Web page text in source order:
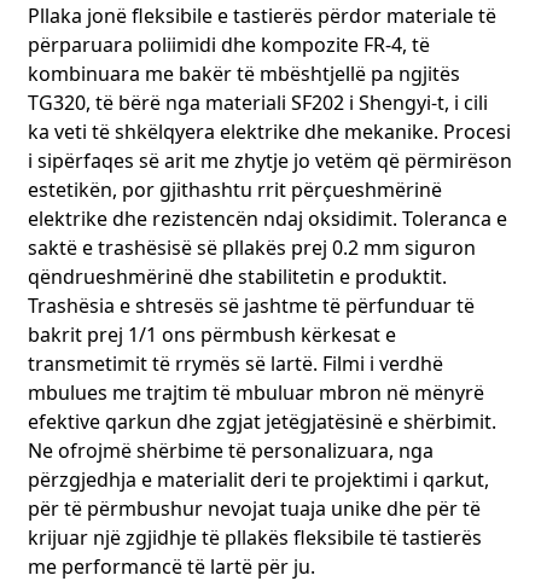
Pllaka jonë fleksibile e tastierës përdor materiale të
përparuara poliimidi dhe kompozite FR-4, të
kombinuara me bakër të mbështjellë pa ngjitës
TG320, të bërë nga materiali SF202 i Shengyi-t, i cili
ka veti të shkëlqyera elektrike dhe mekanike. Procesi
i sipërfaqes së arit me zhytje jo vetëm që përmirëson
estetikën, por gjithashtu rrit përçueshmërinë
elektrike dhe rezistencën ndaj oksidimit. Toleranca e
saktë e trashësisë së pllakës prej 0.2 mm siguron
qëndrueshmërinë dhe stabilitetin e produktit.
Trashësia e shtresës së jashtme të përfunduar të
bakrit prej 1/1 ons përmbush kërkesat e
transmetimit të rrymës së lartë. Filmi i verdhë
mbulues me trajtim të mbuluar mbron në mënyrë
efektive qarkun dhe zgjat jetëgjatësinë e shërbimit.
Ne ofrojmë shërbime të personalizuara, nga
përzgjedhja e materialit deri te projektimi i qarkut,
për të përmbushur nevojat tuaja unike dhe për të
krijuar një zgjidhje të pllakës fleksibile të tastierës
me performancë të lartë për ju.